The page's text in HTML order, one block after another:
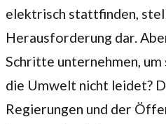
elektrisch stattfinden,
Herausforderung dar.
Schritte unternehmen, um
die Umwelt nicht leidet?
Regierungen und der